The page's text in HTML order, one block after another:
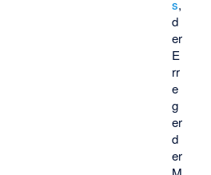
s,
d
er
E
rr
e
g
er
d
er